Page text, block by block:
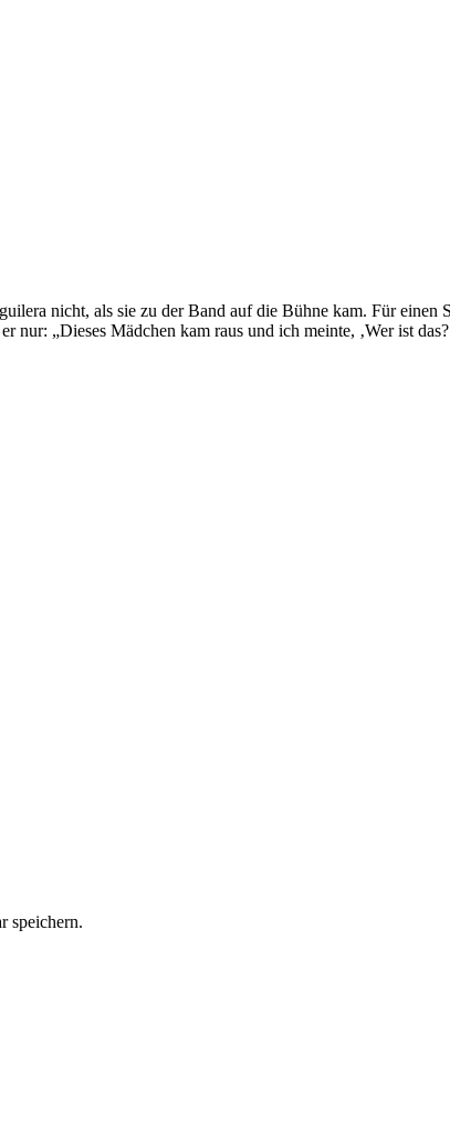
nicht, als sie zu der Band auf die Bühne kam. Für einen
„Dieses Mädchen kam raus und ich meinte, ‚Wer ist
speichern.